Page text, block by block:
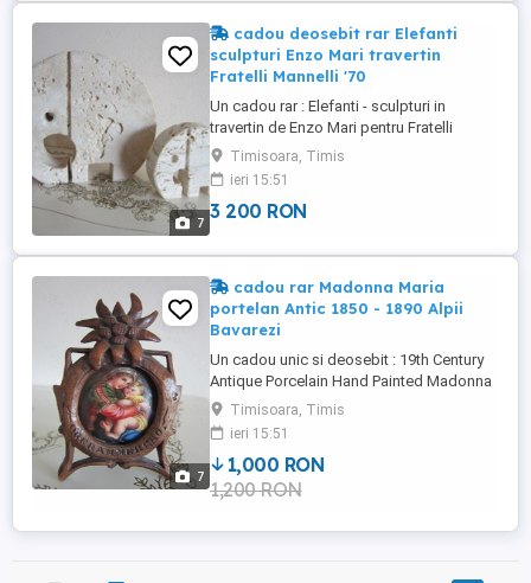
7
cadou deosebit rar Elefanti
sculpturi Enzo Mari travertin
Fratelli Mannelli '70
Un cadou rar : Elefanti - sculpturi in
travertin de Enzo Mari pentru Fratelli
Mannelli, in stare excelenta. Fabricate in
Italia anii 1970. Enzo Mari (1932 - 2020) a
fost un designer si artist modernist italian,
ale carui lucrari sunt foarte cautate si
locuinta ...
Timisoara, Timis
ieri 15:51
3 200 RON
7
cadou rar Madonna Maria
portelan Antic 1850 - 1890 Alpii
Bavarezi
Un cadou unic si deosebit : 19th Century
Antique Porcelain Hand Painted Madonna
and Child - portelan antic pictat manual, in
rama sculptata cu Floare de colt din lemn,
intre anii 1850 - 1890 in Oberammergau din
Alpii Bavarezi Germania. Madonna Maria
cu Pruncul Isus - miniatura lucrata manual
Timisoara, Timis
ieri 15:51
1,000 RON
1,200 RON